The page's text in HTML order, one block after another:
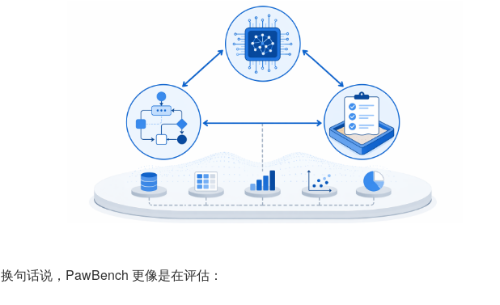
换句话说，PawBench 更像是在评估：